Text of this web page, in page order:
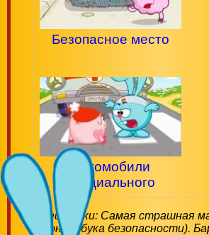
Безопасное место
Автомобили
специального
назначения
Смешарики: Самая страшная
сезон (Азбука безопасности).